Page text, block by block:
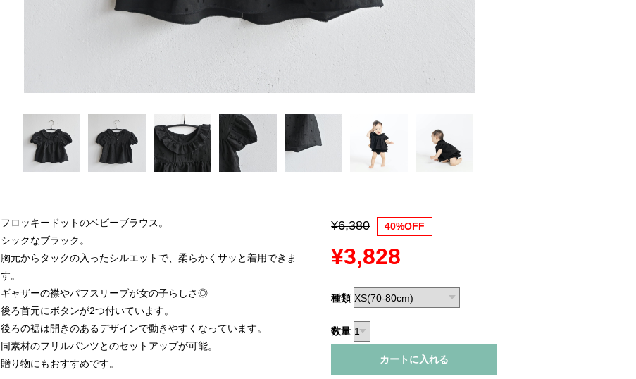
フロッキードットのベビーブラウス。
シックなブラック。
胸元からタックの入ったシルエットで、柔らかくサッと着用できま
す。
ギャザーの襟やパフスリーブが女の子らしさ◎
後ろ首元にボタンが2つ付いています。
後ろの裾は開きのあるデザインで動きやすくなっています。
同素材のフリルパンツとのセットアップが可能。
贈り物にもおすすめです。
¥6,380 40%OFF
¥3,828
種類
数量
カートに入れる